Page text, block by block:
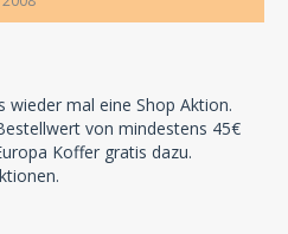
wieder mal eine Shop Aktion.
von mindestens 45€
Koffer gratis dazu.